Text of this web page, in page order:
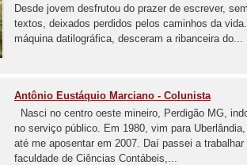
Desde jovem desfrutou do prazer de escrever,
textos, deixados perdidos pelos caminhos da
máquina datilográfica, desceram a ribanceira do...
Antônio Eustáquio Marciano - Colunista
Nasci no centro oeste mineiro, Perdigão MG,
no serviço público. Em 1980, vim para
até me aposentar em 2007. Daí passei a
faculdade de Ciências Contábeis,...